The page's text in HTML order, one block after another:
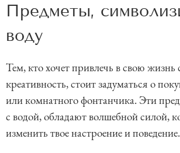
Предметы,
воду
Тем, кто хочет привлечь в свою жизнь
креативность, стоит задуматься о
или комнатного фонтанчика. Эти
с водой, обладают волшебной силой,
изменить твое настроение и поведение.